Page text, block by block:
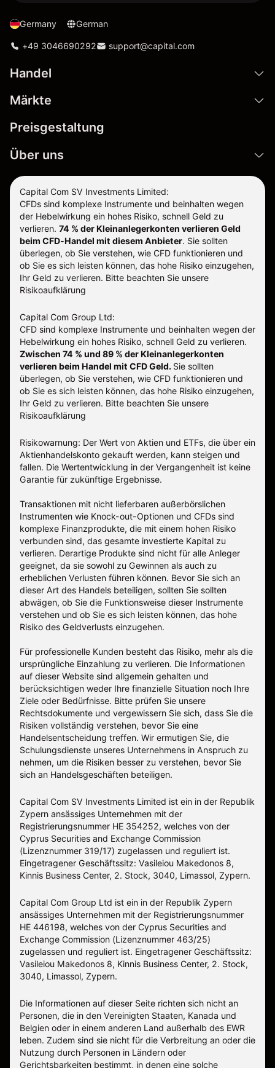
Germany German
+49 3046690292 support@capital.com
Handel
Märkte
Preisgestaltung
Über uns
Capital Com SV Investments Limited:
CFDs sind komplexe Instrumente und beinhalten wegen
der Hebelwirkung ein hohes Risiko, schnell Geld zu
verlieren. 74 % der Kleinanlegerkonten verlieren Geld
beim CFD-Handel mit diesem Anbieter. Sie sollten
überlegen, ob Sie verstehen, wie CFD funktionieren und
ob Sie es sich leisten können, das hohe Risiko einzugehen,
Ihr Geld zu verlieren. Bitte beachten Sie unsere
Risikoaufklärung
Capital Com Group Ltd:
CFD sind komplexe Instrumente und beinhalten wegen der
Hebelwirkung ein hohes Risiko, schnell Geld zu verlieren.
Zwischen 74 % und 89 % der Kleinanlegerkonten
verlieren beim Handel mit CFD Geld. Sie sollten
überlegen, ob Sie verstehen, wie CFD funktionieren und
ob Sie es sich leisten können, das hohe Risiko einzugehen,
Ihr Geld zu verlieren. Bitte beachten Sie unsere
Risikoaufklärung
Risikowarnung: Der Wert von Aktien und ETFs, die über ein
Aktienhandelskonto gekauft werden, kann steigen und
fallen. Die Wertentwicklung in der Vergangenheit ist keine
Garantie für zukünftige Ergebnisse.
Transaktionen mit nicht lieferbaren außerbörslichen
Instrumenten wie Knock-out-Optionen und CFDs sind
komplexe Finanzprodukte, die mit einem hohen Risiko
verbunden sind, das gesamte investierte Kapital zu
verlieren. Derartige Produkte sind nicht für alle Anleger
geeignet, da sie sowohl zu Gewinnen als auch zu
erheblichen Verlusten führen können. Bevor Sie sich an
dieser Art des Handels beteiligen, sollten Sie sollten
abwägen, ob Sie die Funktionsweise dieser Instrumente
verstehen und ob Sie es sich leisten können, das hohe
Risiko des Geldverlusts einzugehen.
Für professionelle Kunden besteht das Risiko, mehr als die
ursprüngliche Einzahlung zu verlieren. Die Informationen
auf dieser Website sind allgemein gehalten und
berücksichtigen weder Ihre finanzielle Situation noch Ihre
Ziele oder Bedürfnisse. Bitte prüfen Sie unsere
Rechtsdokumente und vergewissern Sie sich, dass Sie die
Risiken vollständig verstehen, bevor Sie eine
Handelsentscheidung treffen. Wir ermutigen Sie, die
Schulungsdienste unseres Unternehmens in Anspruch zu
nehmen, um die Risiken besser zu verstehen, bevor Sie
sich an Handelsgeschäften beteiligen.
Capital Com SV Investments Limited ist ein in der Republik
Zypern ansässiges Unternehmen mit der
Registrierungsnummer HE 354252, welches von der
Cyprus Securities and Exchange Commission
(Lizenznummer 319/17) zugelassen und reguliert ist.
Eingetragener Geschäftssitz: Vasileiou Makedonos 8,
Kinnis Business Center, 2. Stock, 3040, Limassol, Zypern.
Capital Com Group Ltd ist ein in der Republik Zypern
ansässiges Unternehmen mit der Registrierungsnummer
ΗΕ 446198, welches von der Cyprus Securities and
Exchange Commission (Lizenznummer 463/25)
zugelassen und reguliert ist. Eingetragener Geschäftssitz:
Vasileiou Makedonos 8, Kinnis Business Center, 2. Stock,
3040, Limassol, Zypern.
Die Informationen auf dieser Seite richten sich nicht an
Personen, die in den Vereinigten Staaten, Kanada und
Belgien oder in einem anderen Land außerhalb des EWR
leben. Zudem sind sie nicht für die Verbreitung an oder die
Nutzung durch Personen in Ländern oder
Gerichtsbarkeiten bestimmt, in denen eine solche